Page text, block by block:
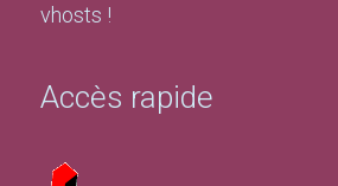
vhosts !
Accès rapide